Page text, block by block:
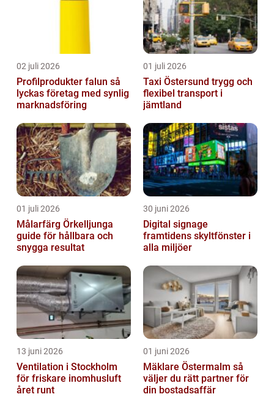
02 juli 2026
Profilprodukter falun så
lyckas företag med synlig
marknadsföring
01 juli 2026
Taxi Östersund trygg och
flexibel transport i
jämtland
01 juli 2026
Målarfärg Örkelljunga
guide för hållbara och
snygga resultat
30 juni 2026
Digital signage
framtidens skyltfönster i
alla miljöer
13 juni 2026
Ventilation i Stockholm
för friskare inomhusluft
året runt
01 juni 2026
Mäklare Östermalm så
väljer du rätt partner för
din bostadsaffär